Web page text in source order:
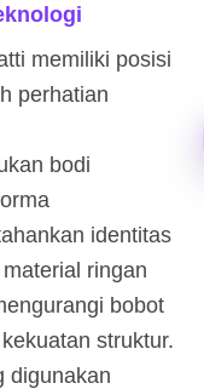
memiliki posisi
perhatian
bodi
identitas
ringan
bobot
struktur.
digunakan